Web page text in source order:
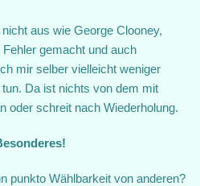
aus wie George Clooney,
gemacht und auch
mir selber vielleicht weniger
Da ist nichts von dem mit
oder schreit nach Wiederholung.
punkto Wählbarkeit von anderen?